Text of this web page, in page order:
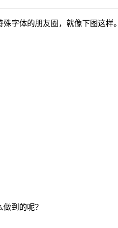
字体的朋友圈，就像下图这样。
到的呢？